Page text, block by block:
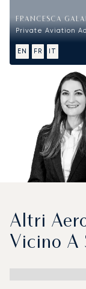
FRANCESCA
Private Aviation
EN FR IT
Altri
Vicino A